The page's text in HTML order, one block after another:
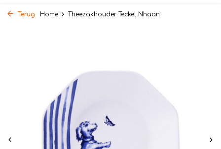
Terug Home Theezakhouder Teckel Nhaan